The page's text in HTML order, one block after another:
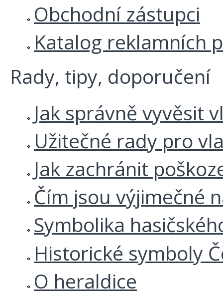
Obchodní zástupci
Katalog reklamních
Rady, tipy, doporučení
Jak správně vyvěsit
Užitečné rady pro
Jak zachránit
Čím jsou výjimečné
Symbolika
Historické symboly
O heraldice